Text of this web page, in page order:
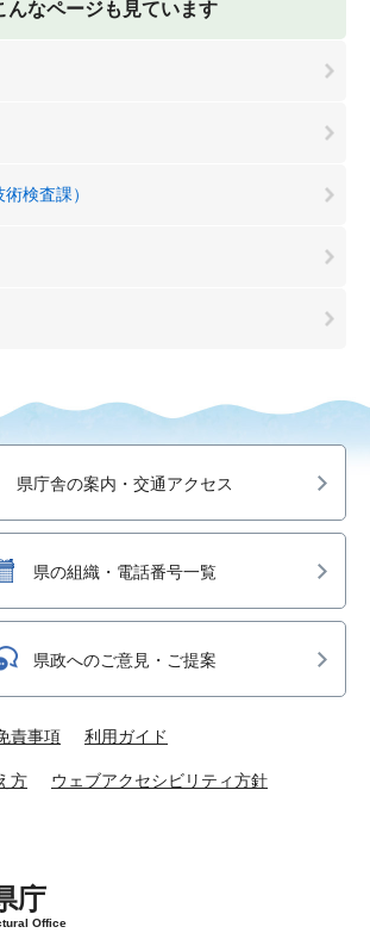
んなページも見ています
検査課）
県庁舎の案内・交通アクセス
県の組織・電話番号一覧
県政へのご意見・ご提案
責事項 利用ガイド
方 ウェブアクセシビリティ方針
庁
Office